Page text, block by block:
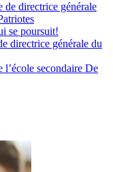
de directrice générale
se poursuit!
directrice générale du
l’école secondaire De